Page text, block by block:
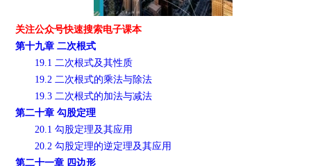
关注公众号快速搜索电子课本
第十九章 二次根式
19.1 二次根式及其性质
19.2 二次根式的乘法与除法
19.3 二次根式的加法与减法
第二十章 勾股定理
20.1 勾股定理及其应用
20.2 勾股定理的逆定理及其应用
第二十一章 四边形